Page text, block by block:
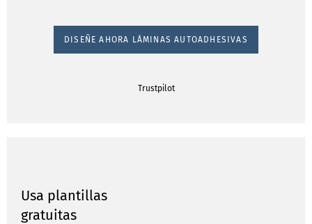
DISEÑE AHORA LÁMINAS AUTOADHESIVAS
Trustpilot
Usa plantillas
gratuitas